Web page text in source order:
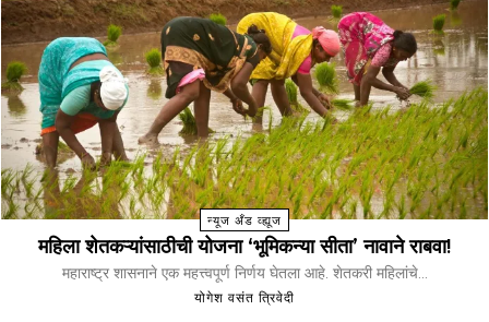
न्यूज अँड व्ह्यूज
महिला शेतकऱ्यांसाठीची योजना ‘भूमिकन्या सीता’ नावाने राबवा!
महाराष्ट्र शासनाने एक महत्त्वपूर्ण निर्णय घेतला आहे. शेतकरी महिलांचे...
योगेश वसंत त्रिवेदी